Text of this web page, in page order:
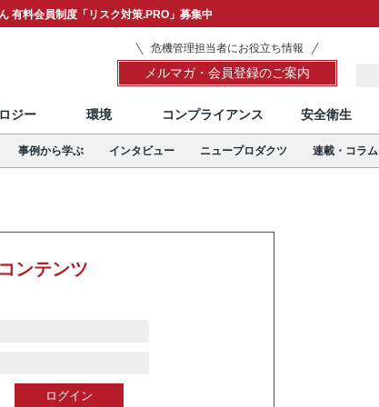
有料会員制度「リスク対策.PRO」募集中
危機管理担当者にお役立ち情報
メルマガ・会員登録のご案内
ジー 環境 コンプライアンス 安全衛生
事例から学ぶ インタビュー ニュープロダクツ 連載・コラム
ンテンツ